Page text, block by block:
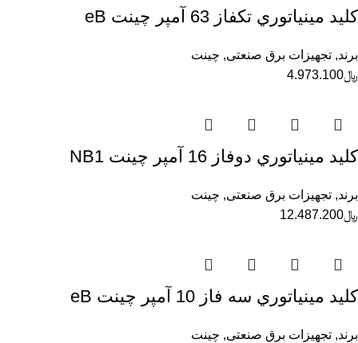
كليد مينياتوري تكفاز 63 آمپر چينت eB
برند, تجهیزات برق صنعتی, چینت
﷼4.973.100
كليد مينياتوري دوفاز 16 آمپر چينت NB1
برند, تجهیزات برق صنعتی, چینت
﷼12.487.200
كليد مينياتوري سه فاز 10 آمپر چينت eB
برند, تجهیزات برق صنعتی, چینت